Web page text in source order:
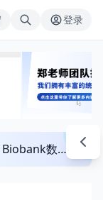
登录
2026年，我为什么劝你认真考虑UK Biobank数据库？来看看这个一对一指导发文班